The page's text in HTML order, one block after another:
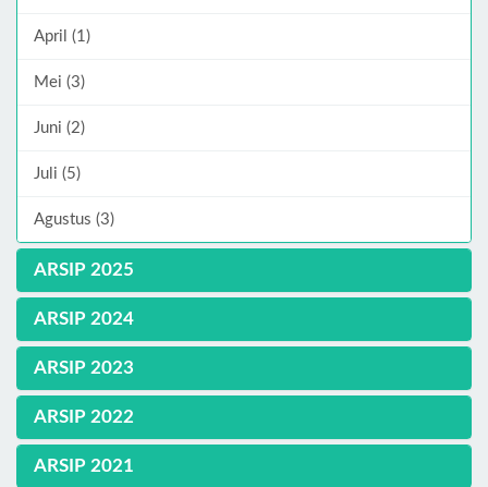
April (1)
Mei (3)
Juni (2)
Juli (5)
Agustus (3)
ARSIP 2025
ARSIP 2024
ARSIP 2023
ARSIP 2022
ARSIP 2021